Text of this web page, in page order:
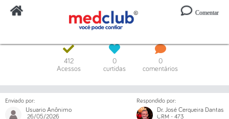
Comentar
Digite o código ou um trecho da mensagem
412
Acessos
0
curtidas
0
comentários
Enviado por:
Usuario Anônimo
26/05/2026
Respondido por:
Dr. José Cerqueira Dantas
CRM - 473